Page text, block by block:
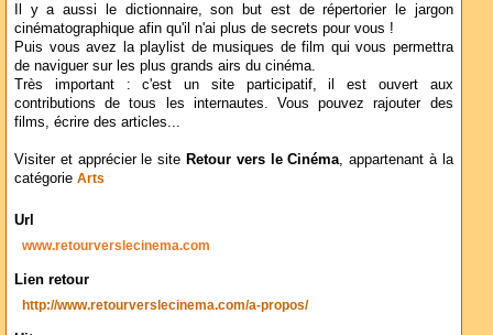
Il y a aussi le dictionnaire, son but est de répertorier le jargon
cinématographique afin qu'il n'ai plus de secrets pour vous !
Puis vous avez la playlist de musiques de film qui vous permettra
de naviguer sur les plus grands airs du cinéma.
Très important : c'est un site participatif, il est ouvert aux
contributions de tous les internautes. Vous pouvez rajouter des
films, écrire des articles...
Visiter et apprécier le site Retour vers le Cinéma, appartenant à la
catégorie Arts
Url
www.retourverslecinema.com
Lien retour
http://www.retourverslecinema.com/a-propos/